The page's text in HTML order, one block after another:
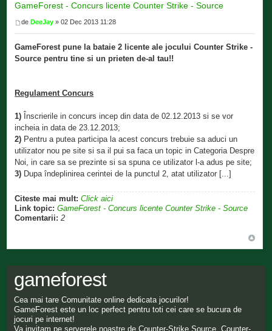
GameForest - Concurs licente Counter Strike - Source
deDeeJay » 02 Dec 2013 11:28
GameForest pune la bataie 2 licente ale jocului Counter Strike -
Source pentru tine si un prieten de-al tau!!
Regulament Concurs
1) Înscrierile in concurs incep din data de 02.12.2013 si se vor
incheia in data de 23.12.2013;
2) Pentru a putea participa la acest concurs trebuie sa aduci un
utilizator nou pe site si sa il pui sa faca un topic in Categoria Despre
Noi, in care sa se prezinte si sa spuna ce utilizator l-a adus pe site;
3) Dupa îndeplinirea cerintei de la punctul 2, atat utilizator [...]
Citeste mai mult: Click aici
Link topic: GameForest - Concurs licente Counter Strike - Source
Comentarii: 2
gameforest
Cea mai tare Comunitate online dedicata jocurilor!
GameForest este un loc perfect pentru toti cei care se bucura de
jocuri pe internet!
Va invitam pe serverele noastre de Counter-Strike Source, Counter-